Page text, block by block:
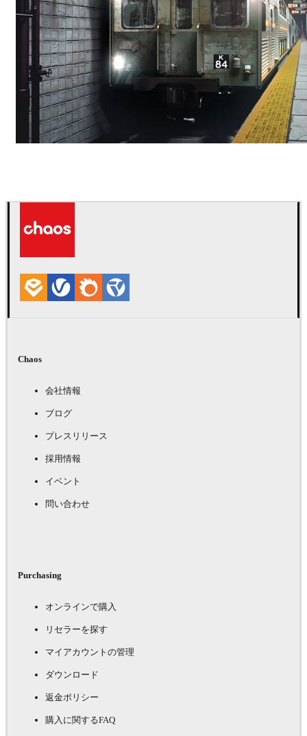
Chaos
会社情報
ブログ
プレスリリース
採用情報
イベント
問い合わせ
Purchasing
オンラインで購入
リセラーを探す
マイアカウントの管理
ダウンロード
返金ポリシー
購入に関するFAQ